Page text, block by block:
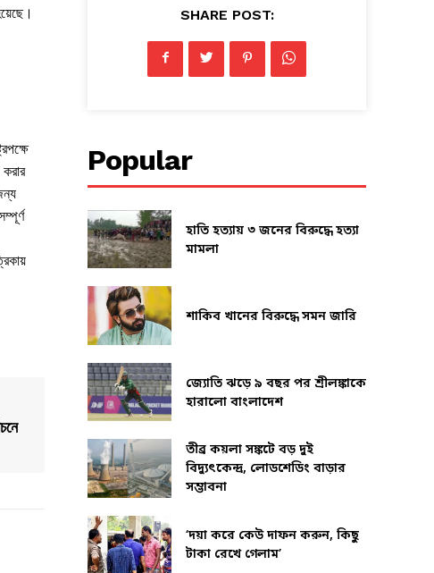
SHARE POST:
Popular
হাতি হত্যায় ৩ জনের বিরুদ্ধে হত্যা
মামলা
শাকিব খানের বিরুদ্ধে সমন জারি
জ্যোতি ঝড়ে ৯ বছর পর শ্রীলঙ্কাকে
হারালো বাংলাদেশ
তীব্র কয়লা সঙ্কটে বড় দুই
বিদ্যুৎকেন্দ্র, লোডশেডিং বাড়ার
সম্ভাবনা
‘দয়া করে কেউ দাফন করুন, কিছু
টাকা রেখে গেলাম’